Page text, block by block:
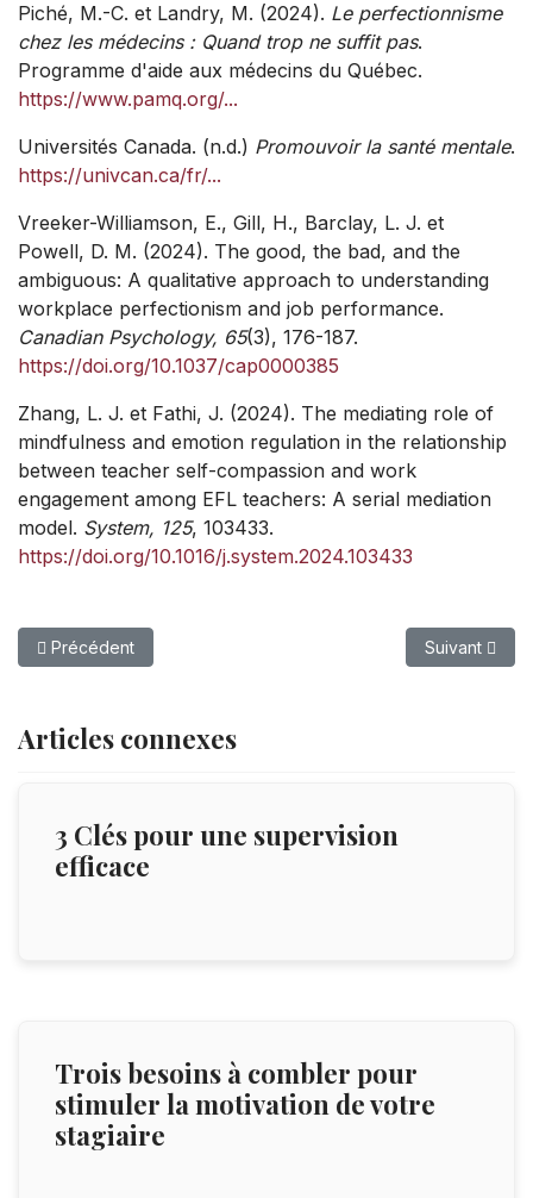
Piché, M.-C. et Landry, M. (2024). Le perfectionnisme
chez les médecins : Quand trop ne suffit pas.
Programme d'aide aux médecins du Québec.
https://www.pamq.org/...
Universités Canada. (n.d.) Promouvoir la santé mentale.
https://univcan.ca/fr/...
Vreeker-Williamson, E., Gill, H., Barclay, L. J. et
Powell, D. M. (2024). The good, the bad, and the
ambiguous: A qualitative approach to understanding
workplace perfectionism and job performance.
Canadian Psychology, 65(3), 176-187.
https://doi.org/10.1037/cap0000385
Zhang, L. J. et Fathi, J. (2024). The mediating role of
mindfulness and emotion regulation in the relationship
between teacher self-compassion and work
engagement among EFL teachers: A serial mediation
model. System, 125, 103433.
https://doi.org/10.1016/j.system.2024.103433
Article précédent : Le sentiment d’efficacité personnelle des
Précédent Article
Suivant
Articles connexes
3 Clés pour une supervision
efficace
Trois besoins à combler pour
stimuler la motivation de votre
stagiaire